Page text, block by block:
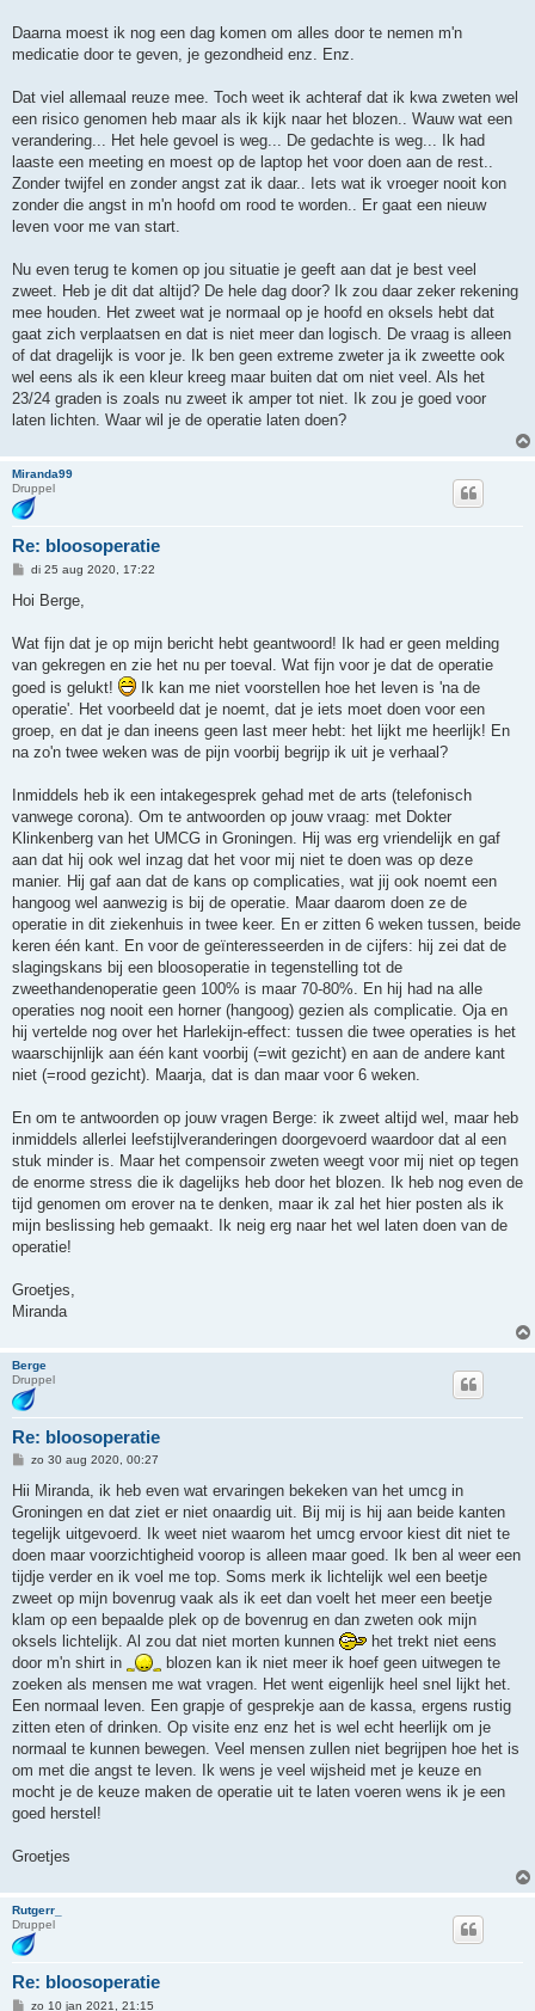
Daarna moest ik nog een dag komen om alles door te nemen m'n
medicatie door te geven, je gezondheid enz. Enz.
Dat viel allemaal reuze mee. Toch weet ik achteraf dat ik kwa zweten wel
een risico genomen heb maar als ik kijk naar het blozen.. Wauw wat een
verandering... Het hele gevoel is weg... De gedachte is weg... Ik had
laaste een meeting en moest op de laptop het voor doen aan de rest..
Zonder twijfel en zonder angst zat ik daar.. Iets wat ik vroeger nooit kon
zonder die angst in m'n hoofd om rood te worden.. Er gaat een nieuw
leven voor me van start.
Nu even terug te komen op jou situatie je geeft aan dat je best veel
zweet. Heb je dit dat altijd? De hele dag door? Ik zou daar zeker rekening
mee houden. Het zweet wat je normaal op je hoofd en oksels hebt dat
gaat zich verplaatsen en dat is niet meer dan logisch. De vraag is alleen
of dat dragelijk is voor je. Ik ben geen extreme zweter ja ik zweette ook
wel eens als ik een kleur kreeg maar buiten dat om niet veel. Als het
23/24 graden is zoals nu zweet ik amper tot niet. Ik zou je goed voor
laten lichten. Waar wil je de operatie laten doen?
Miranda99
Druppel
Re: bloosoperatie
B
r
h
di 25 aug 2020, 17:22
Hoi Berge,
Wat fijn dat je op mijn bericht hebt geantwoord! Ik had er geen melding
van gekregen en zie het nu per toeval. Wat fijn voor je dat de operatie
goed is gelukt!
Ik kan me niet voorstellen hoe het leven is 'na de
operatie'. Het voorbeeld dat je noemt, dat je iets moet doen voor een
groep, en dat je dan ineens geen last meer hebt: het lijkt me heerlijk! En
na zo'n twee weken was de pijn voorbij begrijp ik uit je verhaal?
Inmiddels heb ik een intakegesprek gehad met de arts (telefonisch
vanwege corona). Om te antwoorden op jouw vraag: met Dokter
Klinkenberg van het UMCG in Groningen. Hij was erg vriendelijk en gaf
aan dat hij ook wel inzag dat het voor mij niet te doen was op deze
manier. Hij gaf aan dat de kans op complicaties, wat jij ook noemt een
hangoog wel aanwezig is bij de operatie. Maar daarom doen ze de
operatie in dit ziekenhuis in twee keer. En er zitten 6 weken tussen, beide
keren één kant. En voor de geïnteresseerden in de cijfers: hij zei dat de
slagingskans bij een bloosoperatie in tegenstelling tot de
zweethandenoperatie geen 100% is maar 70-80%. En hij had na alle
operaties nog nooit een horner (hangoog) gezien als complicatie. Oja en
hij vertelde nog over het Harlekijn-effect: tussen die twee operaties is het
waarschijnlijk aan één kant voorbij (=wit gezicht) en aan de andere kant
niet (=rood gezicht). Maarja, dat is dan maar voor 6 weken.
En om te antwoorden op jouw vragen Berge: ik zweet altijd wel, maar heb
inmiddels allerlei leefstijlveranderingen doorgevoerd waardoor dat al een
stuk minder is. Maar het compensoir zweten weegt voor mij niet op tegen
de enorme stress die ik dagelijks heb door het blozen. Ik heb nog even de
tijd genomen om erover na te denken, maar ik zal het hier posten als ik
mijn beslissing heb gemaakt. Ik neig erg naar het wel laten doen van de
operatie!
Groetjes,
Miranda
Berge
Druppel
Re: bloosoperatie
B
r
c
h
t
zo 30 aug 2020, 00:27
Hii Miranda, ik heb even wat ervaringen bekeken van het umcg in
Groningen en dat ziet er niet onaardig uit. Bij mij is hij aan beide kanten
tegelijk uitgevoerd. Ik weet niet waarom het umcg ervoor kiest dit niet te
doen maar voorzichtigheid voorop is alleen maar goed. Ik ben al weer een
tijdje verder en ik voel me top. Soms merk ik lichtelijk wel een beetje
zweet op mijn bovenrug vaak als ik eet dan voelt het meer een beetje
klam op een bepaalde plek op de bovenrug en dan zweten ook mijn
oksels lichtelijk. Al zou dat niet morten kunnen
het trekt niet eens
door m'n shirt in
blozen kan ik niet meer ik hoef geen uitwegen te
zoeken als mensen me wat vragen. Het went eigenlijk heel snel lijkt het.
Een normaal leven. Een grapje of gesprekje aan de kassa, ergens rustig
zitten eten of drinken. Op visite enz enz het is wel echt heerlijk om je
normaal te kunnen bewegen. Veel mensen zullen niet begrijpen hoe het is
om met die angst te leven. Ik wens je veel wijsheid met je keuze en
mocht je de keuze maken de operatie uit te laten voeren wens ik je een
goed herstel!
Groetjes
Rutgerr_
Druppel
Re: bloosoperatie
Bzo 10 jan 2021, 21:15